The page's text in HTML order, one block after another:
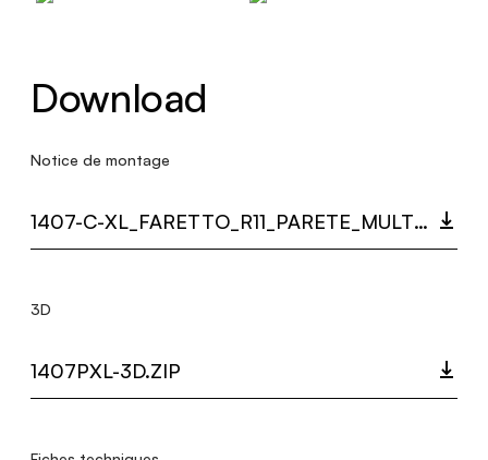
Download
Notice de montage
1407-C-XL_FARETTO_R11_PARETE_MULTI_LANGUAGE_9440_INST.PDF
3D
1407PXL-3D.ZIP